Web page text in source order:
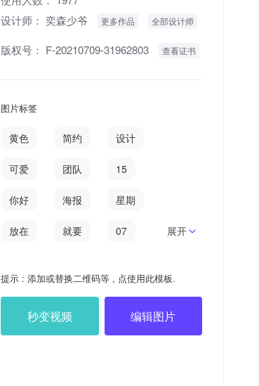
设计师： 奕森少爷 更多作品 全部设计师
版权号： F-20210709-31962803 查看证书
图片标签
黄色 简约 设计
可爱 团队 15
你好 海报 星期
放在 就要 07
日签 七月
展开
提示 : 添加或替换二维码等 , 点使用此模板.
秒变视频 编辑图片